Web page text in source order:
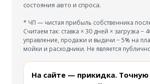
состояния авто и спроса.
* ЧП — чистая прибыль собственника
Считаем так: ставка × 30 дней × загрузка −
управление, продажи и выдачи − 5% на
мойки и расходники. Не является
На сайте — прикидка.